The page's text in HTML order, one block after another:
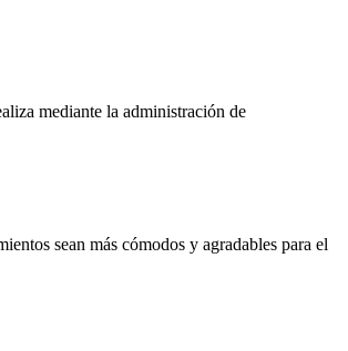
mediante la administración de
sean más cómodos y agradables para el